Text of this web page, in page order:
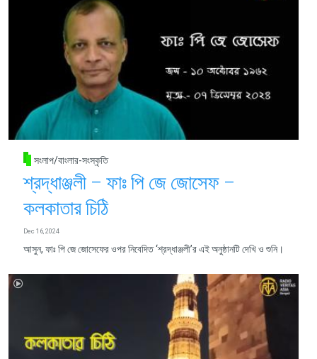
সংলাপ/বাংলার-সংস্কৃতি
শ্রদ্ধাঞ্জলী – ফাঃ পি জে জোসেফ –
কলকাতার চিঠি
Dec 16, 2024
আসুন, ফাঃ পি জে জোসেফের ওপর নিবেদিত ‘শ্রদ্ধাঞ্জলী’র এই অনুষ্ঠানটি দেখি ও শুনি।